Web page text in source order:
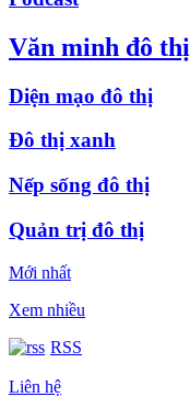
Văn minh đô thị
Diện mạo đô thị
Đô thị xanh
Nếp sống đô thị
Quản trị đô thị
Mới nhất
Xem nhiều
RSS
Liên hệ